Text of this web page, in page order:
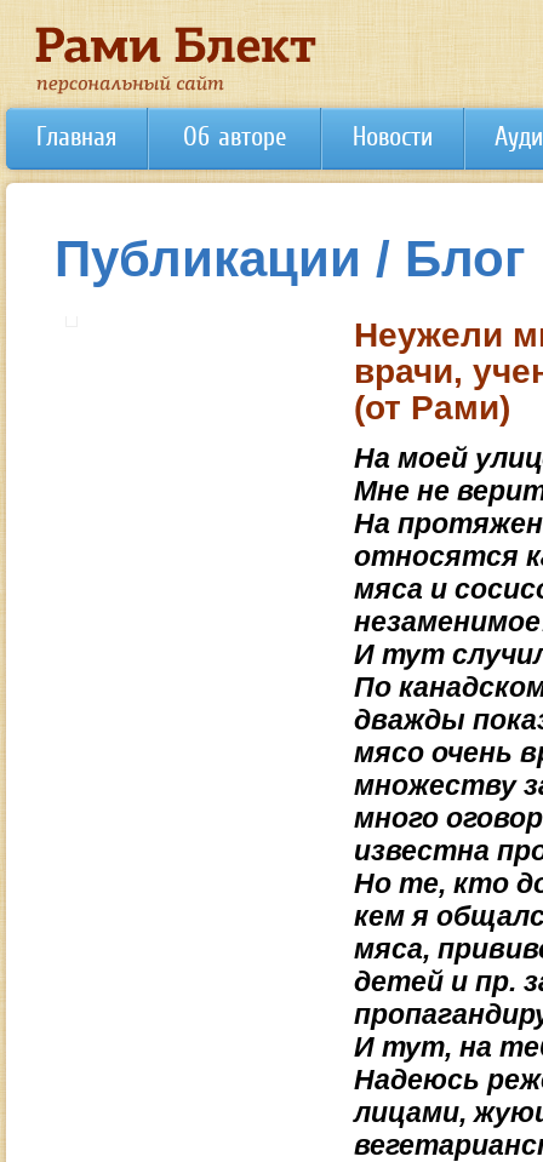
Главная Об авторе Новости
Публикации / Блог
Неужели
врачи,
(от Рами)
На моей
Мне не
На
относятся
мяса и
И тут
По
дважды
мясо очень
множеству
много
известна
Но те, кто
кем я
мяса,
детей и пр.
И тут, на
Надеюсь
лицами,